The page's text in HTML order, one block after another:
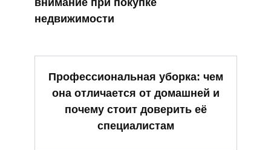
внимание при покупке
недвижимости
Профессиональная уборка: чем
она отличается от домашней и
почему стоит доверить её
специалистам